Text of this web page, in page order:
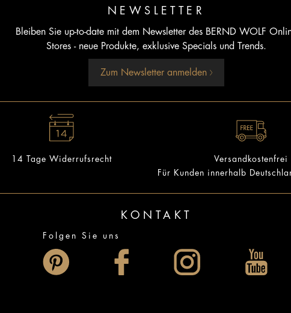
NEWSLETTER
Bleiben Sie up-to-date mit dem Newsletter des BERND WOLF
Stores - neue Produkte, exklusive Specials und Trends.
Zum Newsletter anmelden
14 Tage Widerrufsrecht
Versandkostenfrei
Für Kunden innerhalb
KONTAKT
Folgen Sie uns